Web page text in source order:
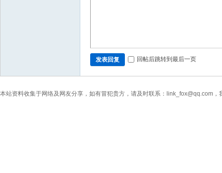
发表回复 回帖后跳转到最后一页
本站资料收集于网络及网友分享，如有冒犯贵方，请及时联系：link_fox@qq.com，